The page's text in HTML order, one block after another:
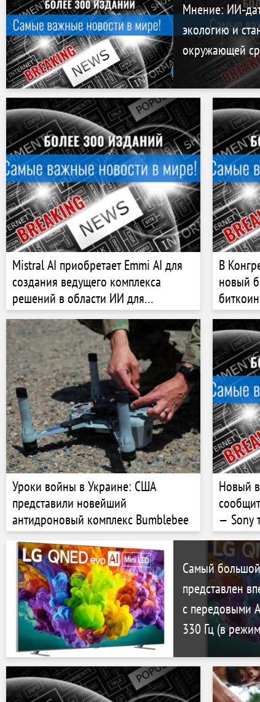
Мнение:
экологию и
окружающей
Mistral AI приобретает Emmi AI для
создания ведущего комплекса
решений в области ИИ для
промышленного инжиниринга
В
новый
Уроки войны в Украине: США
представили новейший
антидроновый комплекс Bumblebee
Новый
— Sony
Самый
представлен
с передовыми
330 Гц (в